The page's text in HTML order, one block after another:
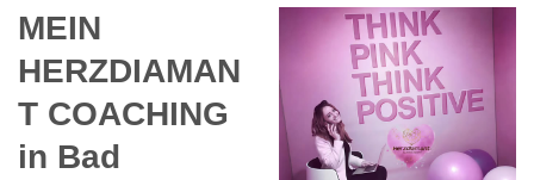
MEIN
HERZDIAMAN
T COACHING
in Bad